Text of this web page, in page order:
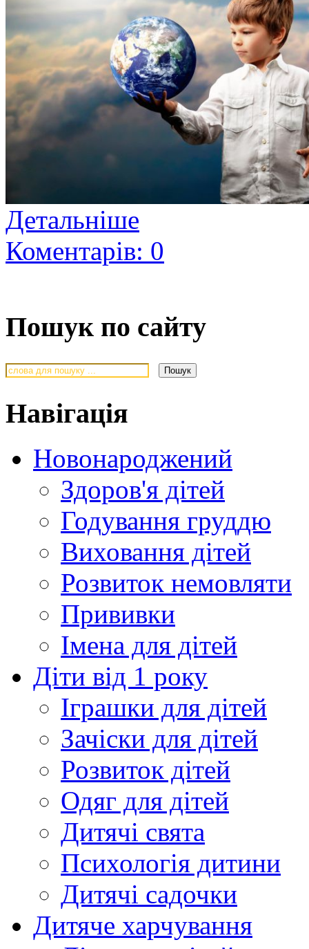
Детальніше
Коментарів: 0
Пошук по сайту
Навігація
Новонароджений
Здоров'я дітей
Годування груддю
Виховання дітей
Розвиток немовляти
Прививки
Імена для дітей
Діти від 1 року
Іграшки для дітей
Зачіски для дітей
Розвиток дітей
Одяг для дітей
Дитячі свята
Психологія дитини
Дитячі садочки
Дитяче харчування